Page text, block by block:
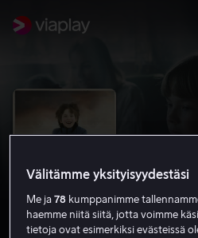
Välitämme yksityisyydestäsi
Me ja78 kumppanimme
haemme niitä siitä, jotta voimme
tietoja ovat esimerkiksi evästeissä